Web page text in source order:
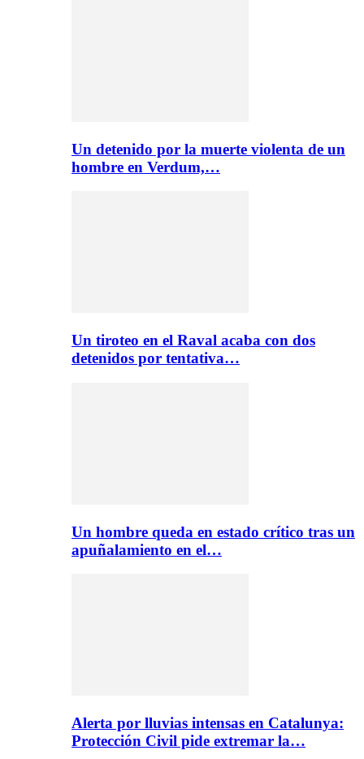
Un detenido por la muerte violenta de un
hombre en Verdum,…
Un tiroteo en el Raval acaba con dos
detenidos por tentativa…
Un hombre queda en estado crítico tras un
apuñalamiento en el…
Alerta por lluvias intensas en Catalunya:
Protección Civil pide extremar la…